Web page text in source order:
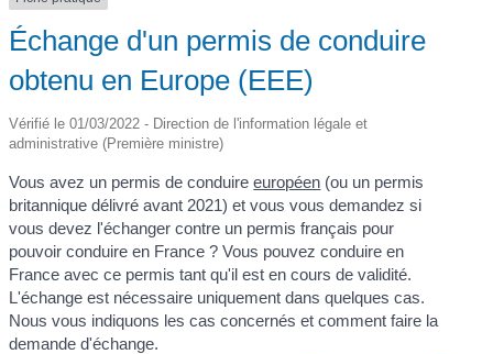
Échange d'un permis de conduire
obtenu en Europe (EEE)
Vérifié le 01/03/2022 - Direction de l'information légale et
administrative (Première ministre)
Vous avez un permis de conduireeuropéen (ou un permis
britannique délivré avant 2021) et vous vous demandez si
vous devez l'échanger contre un permis français pour
pouvoir conduire en France ? Vous pouvez conduire en
France avec ce permis tant qu'il est en cours de validité.
L'échange est nécessaire uniquement dans quelques cas.
Nous vous indiquons les cas concernés et comment faire la
demande d'échange.